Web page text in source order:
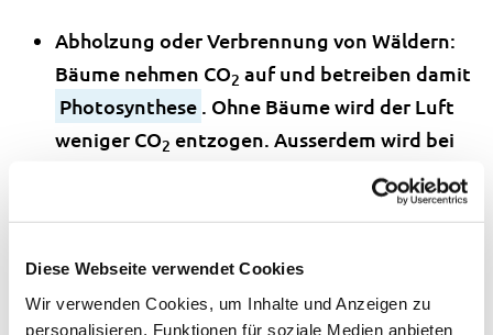
Diese Webseite verwendet Cookies
Wir verwenden Cookies, um Inhalte und Anzeigen zu
personalisieren, Funktionen für soziale Medien anbieten
Abholzung oder Verbrennung von Wäldern:
Bäume nehmen CO2 auf und betreiben damit
Photosynthese . Ohne Bäume wird der Luft
weniger CO2 entzogen. Ausserdem wird bei
freigesetzt.
Intensive Landwirtschaft: Rinder
beispielsweise produzieren viel Methangas.
Der Treibhauseffekt wird